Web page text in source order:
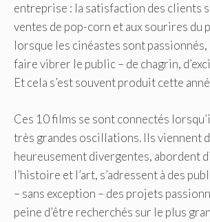
entreprise : la satisfaction des clients
ventes de pop-corn et aux sourires du
lorsque les cinéastes sont
faire vibrer le public – de chagrin,
Et cela s’est souvent produit cette
Ces 10 films se sont connectés
très grandes oscillations. Ils viennent
heureusement divergentes, abordent
l’histoire et l’art, s’adressent à des
– sans exception – des projets
peine d’être recherchés sur le plus